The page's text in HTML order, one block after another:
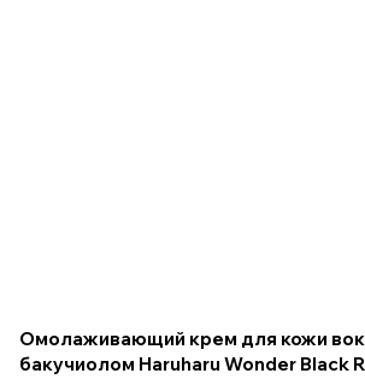
Омолаживающий крем для кожи
бакучиолом Haruharu Wonder Black